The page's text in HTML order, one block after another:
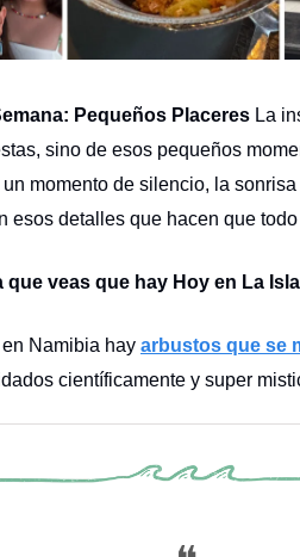
Pequeños Placeres La
sino de esos pequeños
momento de silencio, la
esos detalles que hacen que
que veas que hay Hoy en La
Namibia hay arbustos que se
científicamente y super